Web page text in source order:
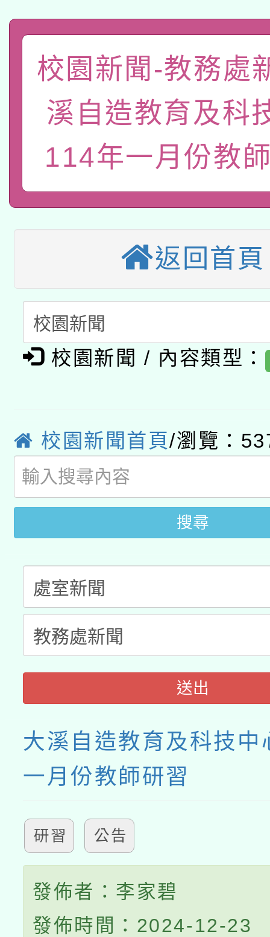
礎課程
「數位內容與教學軟體
有關大陸委員會函釋公
薪期間赴陸應申請許可
轉知經濟部水利署委託
業技術研究院辦理「
用水績優單位及節水達
115年8月22日(星期六
本校115學年度第2次
招甄選結果公告(無人
適應運動共學行動站研
本館辦理115年度閱讀
暨閱讀推動專業研習
科技賦能─人工智慧
礎課程
A3數位素養講師名單
「數位內容與教學軟
薪期間赴陸應申請許可
業技術研究院辦理「
用水績優單位及節水達
115年8月22日(星期六
桃園市孔廟祈福系列
開 智慧啟航」
2026年桃園地景藝術
校園新聞-教務處
溪自造教育及科
114年一月份教
返回首頁
校園新聞 / 內容類型：
校園新聞首頁/瀏覽：
搜尋
送出
大溪自造教育及科技
一月份教師研習
研習 公告
發佈者：李家碧
發佈時間：2024-12-23